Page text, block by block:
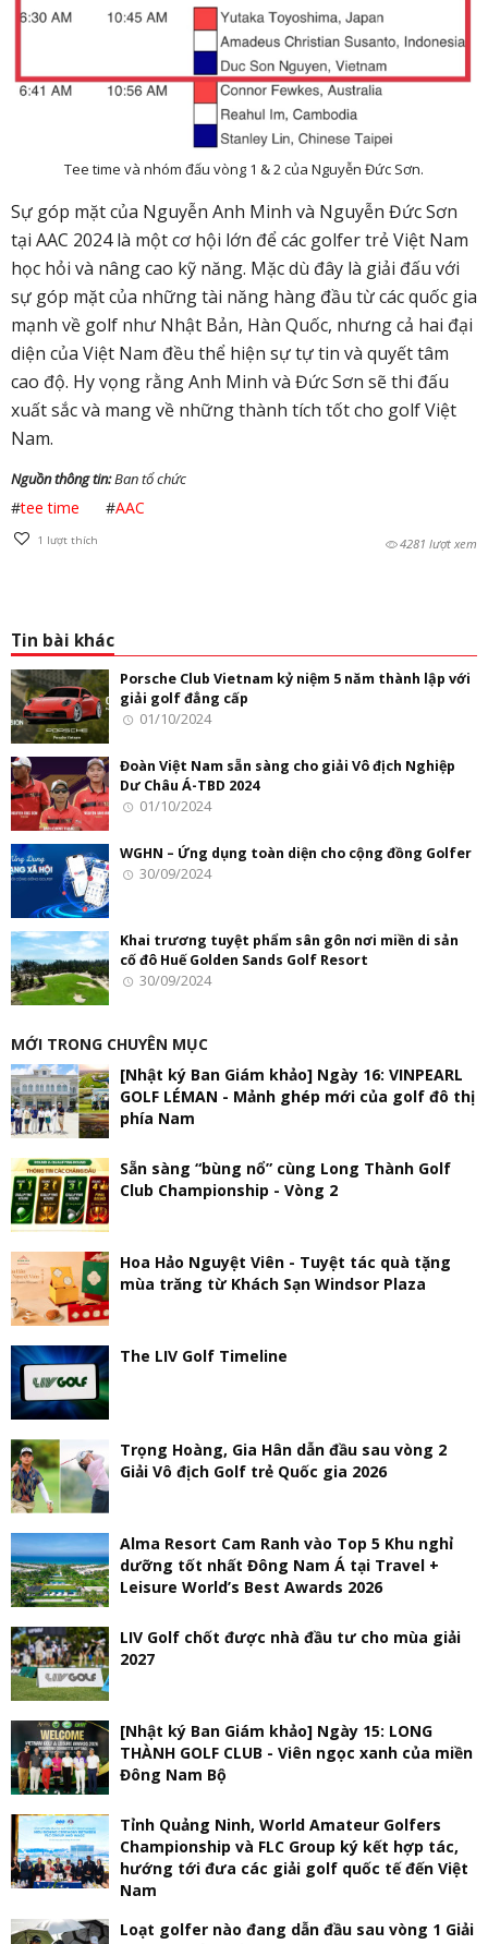
Tee time và nhóm đấu vòng 1 & 2 của Nguyễn Đức Sơn.
Sự góp mặt của Nguyễn Anh Minh và Nguyễn Đức Sơn
tại AAC 2024 là một cơ hội lớn để các golfer trẻ Việt Nam
học hỏi và nâng cao kỹ năng. Mặc dù đây là giải đấu với
sự góp mặt của những tài năng hàng đầu từ các quốc gia
mạnh về golf như Nhật Bản, Hàn Quốc, nhưng cả hai đại
diện của Việt Nam đều thể hiện sự tự tin và quyết tâm
cao độ. Hy vọng rằng Anh Minh và Đức Sơn sẽ thi đấu
xuất sắc và mang về những thành tích tốt cho golf Việt
Nam.
Nguồn thông tin:Ban tổ chức
#tee time #AAC
1 lượt thích 4281 lượt xem
Tin bài khác
Porsche Club Vietnam kỷ niệm 5 năm thành lập với
giải golf đẳng cấp
01/10/2024
Đoàn Việt Nam sẵn sàng cho giải Vô địch Nghiệp
Dư Châu Á-TBD 2024
01/10/2024
WGHN – Ứng dụng toàn diện cho cộng đồng Golfer
30/09/2024
Khai trương tuyệt phẩm sân gôn nơi miền di sản
cố đô Huế Golden Sands Golf Resort
30/09/2024
MỚI TRONG CHUYÊN MỤC
[Nhật ký Ban Giám khảo] Ngày 16: VINPEARL
GOLF LÉMAN - Mảnh ghép mới của golf đô thị
phía Nam
Sẵn sàng “bùng nổ” cùng Long Thành Golf
Club Championship - Vòng 2
Hoa Hảo Nguyệt Viên - Tuyệt tác quà tặng
mùa trăng từ Khách Sạn Windsor Plaza
The LIV Golf Timeline
Trọng Hoàng, Gia Hân dẫn đầu sau vòng 2
Giải Vô địch Golf trẻ Quốc gia 2026
Alma Resort Cam Ranh vào Top 5 Khu nghỉ
dưỡng tốt nhất Đông Nam Á tại Travel +
Leisure World’s Best Awards 2026
LIV Golf chốt được nhà đầu tư cho mùa giải
2027
[Nhật ký Ban Giám khảo] Ngày 15: LONG
THÀNH GOLF CLUB - Viên ngọc xanh của miền
Đông Nam Bộ
Tỉnh Quảng Ninh, World Amateur Golfers
Championship và FLC Group ký kết hợp tác,
hướng tới đưa các giải golf quốc tế đến Việt
Nam
Loạt golfer nào đang dẫn đầu sau vòng 1 Giải